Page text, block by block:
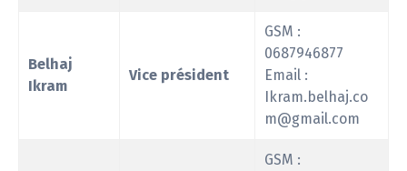
Belhaj
Ikram
Vice président
GSM :
0687946877
Email :
Ikram.belhaj.co
m@gmail.com
GSM :